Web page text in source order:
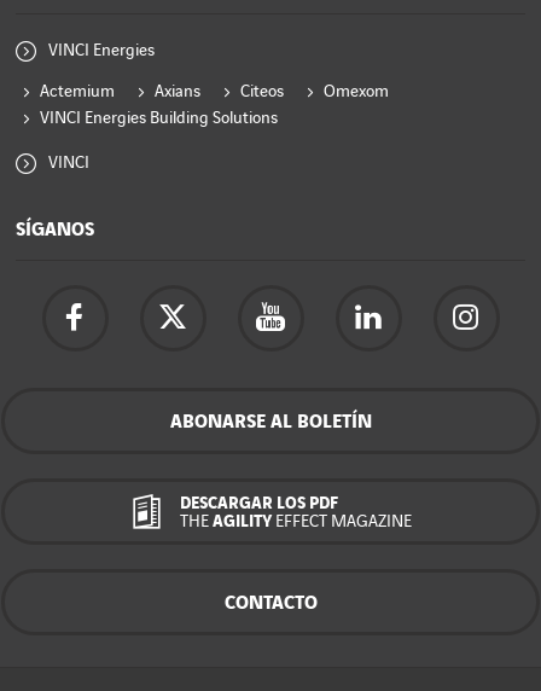
VINCI Energies
Actemium Axians Citeos
Omexom
VINCI Energies Building Solutions
VINCI
SÍGANOS
ABONARSE AL BOLETÍN
DESCARGAR LOS PDF
THE AGILITY EFFECT MAGAZINE
CONTACTO